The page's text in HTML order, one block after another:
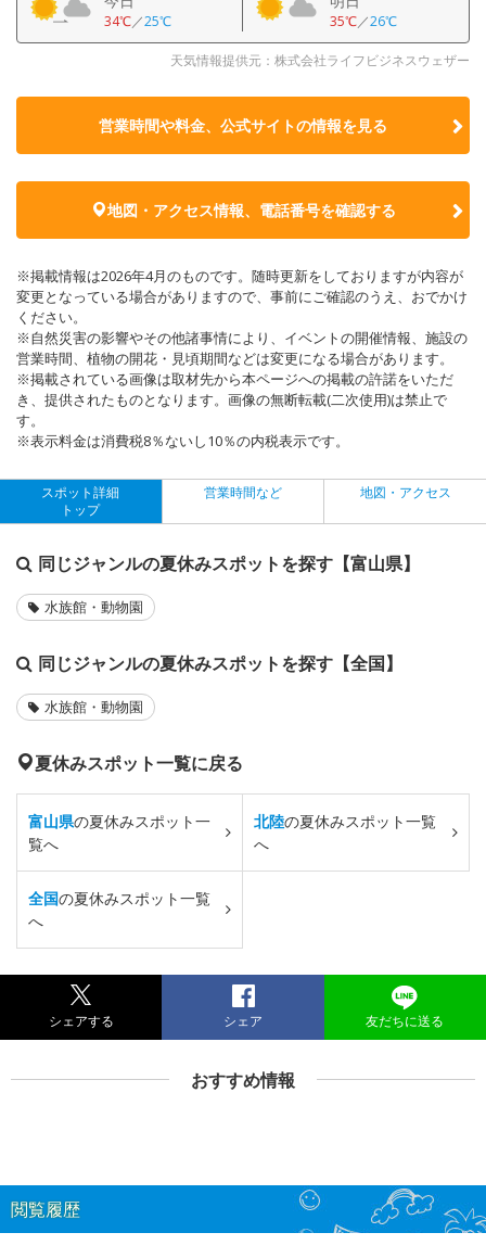
34℃／25℃ 35℃／26℃
天気情報提供元：株式会社ライフビジネスウェザー
営業時間や料金、公式サイトの情報を見る
地図・アクセス情報、電話番号を確認する
※掲載情報は2026年4月のものです。随時更新をしておりますが内容が
変更となっている場合がありますので、事前にご確認のうえ、おでかけ
ください。
※自然災害の影響やその他諸事情により、イベントの開催情報、施設の
営業時間、植物の開花・見頃期間などは変更になる場合があります。
※掲載されている画像は取材先から本ページへの掲載の許諾をいただ
き、提供されたものとなります。画像の無断転載(二次使用)は禁止で
す。
※表示料金は消費税8％ないし10％の内税表示です。
スポット詳細
トップ
営業時間など 地図・アクセス
同じジャンルの夏休みスポットを探す【富山県】
水族館・動物園
同じジャンルの夏休みスポットを探す【全国】
水族館・動物園
夏休みスポット一覧に戻る
富山県の夏休みスポット一
覧へ
北陸の夏休みスポット一覧
へ
全国の夏休みスポット一覧
へ
シェアする シェア 友だちに送る
おすすめ情報
閲覧履歴